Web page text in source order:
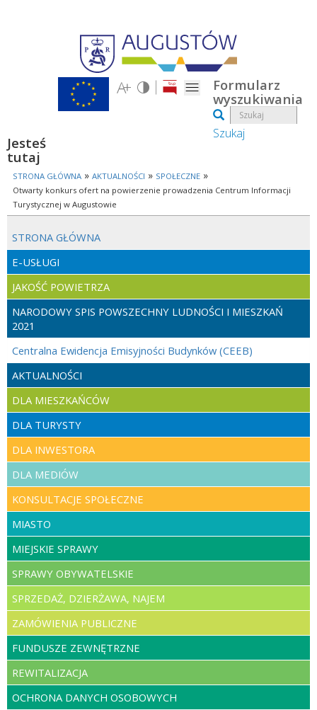
Przejdź do treści
Formularz
wyszukiwania
Szukaj
Jesteś
tutaj
STRONA GŁÓWNA » AKTUALNOŚCI » SPOŁECZNE »
Otwarty konkurs ofert na powierzenie prowadzenia Centrum Informacji
Turystycznej w Augustowie
STRONA GŁÓWNA
E-USŁUGI
JAKOŚĆ POWIETRZA
NARODOWY SPIS POWSZECHNY LUDNOŚCI I MIESZKAŃ
2021
Centralna Ewidencja Emisyjności Budynków (CEEB)
AKTUALNOŚCI
DLA MIESZKAŃCÓW
DLA TURYSTY
DLA INWESTORA
DLA MEDIÓW
KONSULTACJE SPOŁECZNE
MIASTO
MIEJSKIE SPRAWY
SPRAWY OBYWATELSKIE
SPRZEDAŻ, DZIERŻAWA, NAJEM
ZAMÓWIENIA PUBLICZNE
FUNDUSZE ZEWNĘTRZNE
REWITALIZACJA
OCHRONA DANYCH OSOBOWYCH